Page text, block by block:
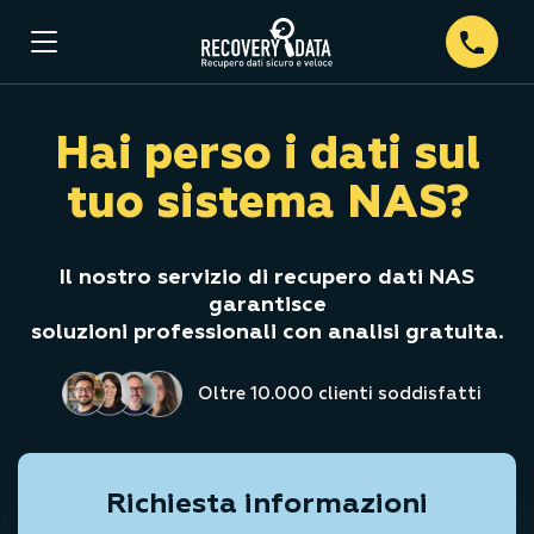
Hai perso i dati sul
tuo sistema NAS?
Il nostro servizio di recupero dati NAS
garantisce
soluzioni professionali con analisi gratuita.
Oltre 10.000 clienti soddisfatti
Richiesta informazioni